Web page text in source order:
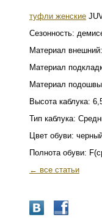
туфли женские
Сезонность:
Материал внешний:
Материал
Материал
Высота каблука:
Тип каблука:
Цвет обуви:
Полнота обуви:
← все статьи